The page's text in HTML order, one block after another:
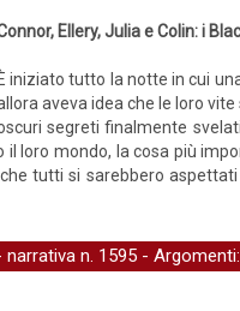
Ellery, Julia e Colin: i
È iniziato tutto la notte in cui
aveva idea che le loro
segreti finalmente
loro mondo, la cosa più
tutti si sarebbero
narrativa n. 1595 -